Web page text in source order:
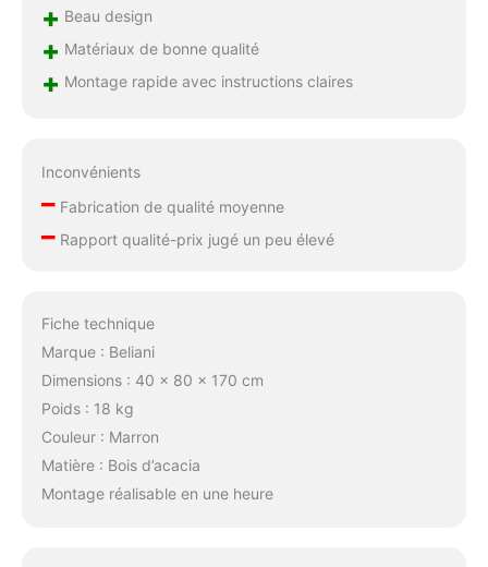
+ Beau design
+ Matériaux de bonne qualité
+ Montage rapide avec instructions claires
Inconvénients
–Fabrication de qualité moyenne
–Rapport qualité-prix jugé un peu élevé
Fiche technique
Marque : Beliani
Dimensions : 40 x 80 x 170 cm
Poids : 18 kg
Couleur : Marron
Matière : Bois d’acacia
Montage réalisable en une heure